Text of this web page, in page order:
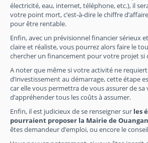
électricité, eau, internet, téléphone, etc.), il
votre point mort, c’est-à-dire le chiffre
pour être rentable.
Enfin, avec un prévisionnel financier sérieux
claire et réaliste, vous pourrez alors faire le
chercher un financement pour votre projet si
A noter que même si votre activité ne
d’investissement au démarrage, cette étape
car elle vous permettra de vous assurer de sa
d’appréhender tous les coûts à assumer.
Enfin, il est judicieux de se renseigner sur les
pourraient proposer la Mairie de
êtes demandeur d’emploi, ou encore le